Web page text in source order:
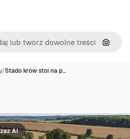
Szukaj
/Stado krów stoi na p…
AI